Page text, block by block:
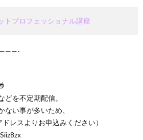
トプロフェッショナル講座
を不定期配信。
ない事が多いため、
レスよりお申込みください）